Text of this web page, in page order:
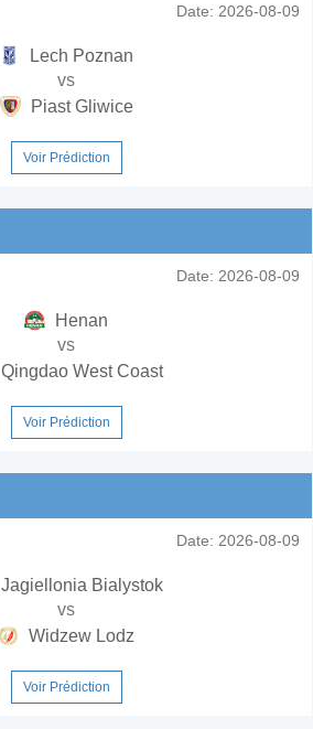
Date: 2026-08-09
Lech Poznan
vs
Piast Gliwice
Voir Prédiction
Date: 2026-08-09
Henan
vs
Qingdao West Coast
Voir Prédiction
Date: 2026-08-09
Jagiellonia Bialystok
vs
Widzew Lodz
Voir Prédiction